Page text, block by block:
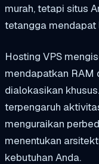
murah, tetapi situs
tetangga mendapat
Hosting VPS
mendapatkan RAM
dialokasikan
terpengaruh
menguraikan
menentukan
kebutuhan Anda.